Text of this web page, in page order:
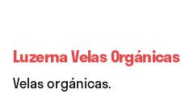
Luzerna Velas Orgánicas
Velas orgánicas.